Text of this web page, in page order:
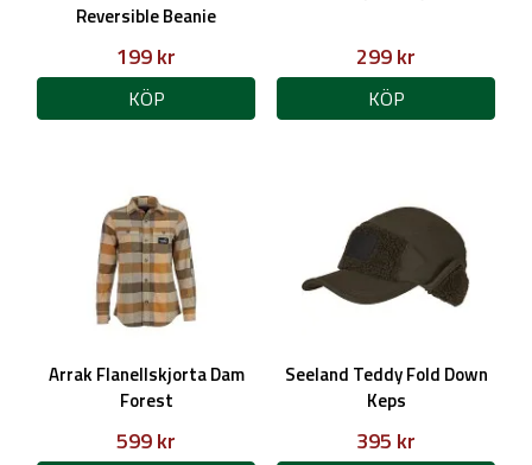
Reversible Beanie
199 kr
KÖP
299 kr
KÖP
Arrak Flanellskjorta Dam
Forest
599 kr
Seeland Teddy Fold Down
Keps
395 kr